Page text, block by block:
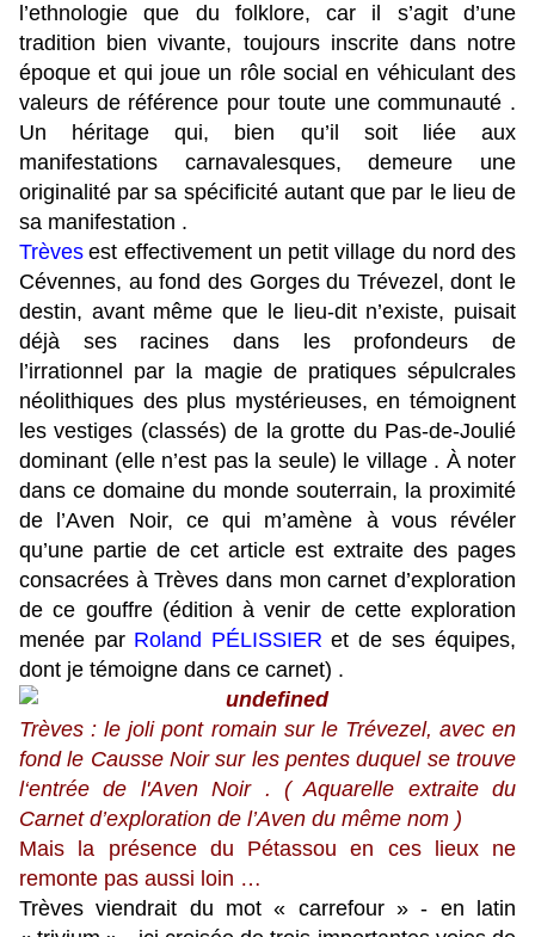
l’ethnologie que du folklore, car il s’agit d’une
tradition bien vivante, toujours inscrite dans notre
époque et qui joue un rôle social en véhiculant des
valeurs de référence pour toute une communauté .
Un héritage qui, bien qu’il soit liée aux
manifestations carnavalesques, demeure une
originalité par sa spécificité autant que par le lieu de
sa manifestation .
Trèves est effectivement un petit village du nord des
Cévennes, au fond des Gorges du Trévezel, dont le
destin, avant même que le lieu-dit n’existe, puisait
déjà ses racines dans les profondeurs de
l’irrationnel par la magie de pratiques sépulcrales
néolithiques des plus mystérieuses, en témoignent
les vestiges (classés) de la grotte du Pas-de-Joulié
dominant (elle n’est pas la seule) le village . À noter
dans ce domaine du monde souterrain, la proximité
de l’Aven Noir, ce qui m’amène à vous révéler
qu’une partie de cet article est extraite des pages
consacrées à Trèves dans mon carnet d’exploration
de ce gouffre (édition à venir de cette exploration
menée par Roland PÉLISSIER et de ses équipes,
dont je témoigne dans ce carnet) .
Trèves : le joli pont romain sur le Trévezel, avec en
fond le Causse Noir sur les pentes duquel se trouve
l‘entrée de l'Aven Noir . ( Aquarelle extraite du
Carnet d’exploration de l’Aven du même nom )
Mais la présence du Pétassou en ces lieux ne
remonte pas aussi loin …
Trèves viendrait du mot « carrefour » - en latin